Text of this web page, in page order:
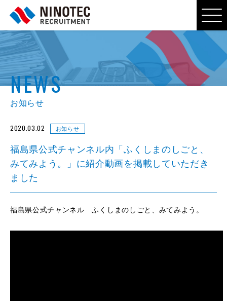
NEWS
お知らせ
2020.03.02 お知らせ
福島県公式チャンネル内「ふくしまのしごと、
みてみよう。」に紹介動画を掲載していただき
ました
福島県公式チャンネル ふくしまのしごと、みてみよう。